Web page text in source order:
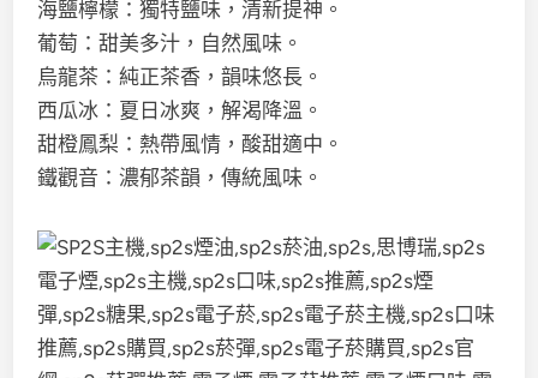
海鹽檸檬：獨特鹽味，清新提神。
葡萄：甜美多汁，自然風味。
烏龍茶：純正茶香，韻味悠長。
西瓜冰：夏日冰爽，解渴降溫。
甜橙鳳梨：熱帶風情，酸甜適中。
鐵觀音：濃郁茶韻，傳統風味。